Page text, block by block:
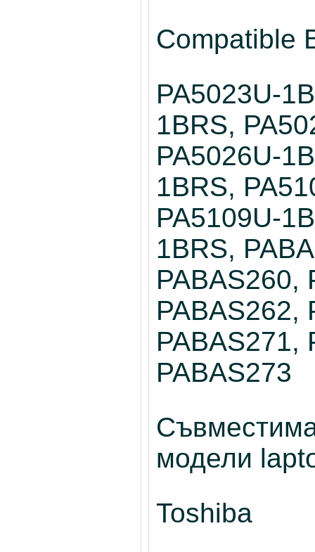
Compatible
PA5023U-
1BRS,
PA5026U-
1BRS,
PA5109U-
1BRS,
PABAS260,
PABAS262,
PABAS271,
PABAS273
модели
Toshiba